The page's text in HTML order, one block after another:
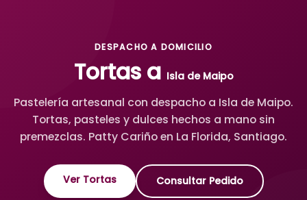
DESPACHO A DOMICILIO
Tortas a Isla de Maipo
Pastelería artesanal con despacho a Isla de Maipo.
Tortas, pasteles y dulces hechos a mano sin
premezclas. Patty Cariño en La Florida, Santiago.
Ver Tortas Consultar Pedido